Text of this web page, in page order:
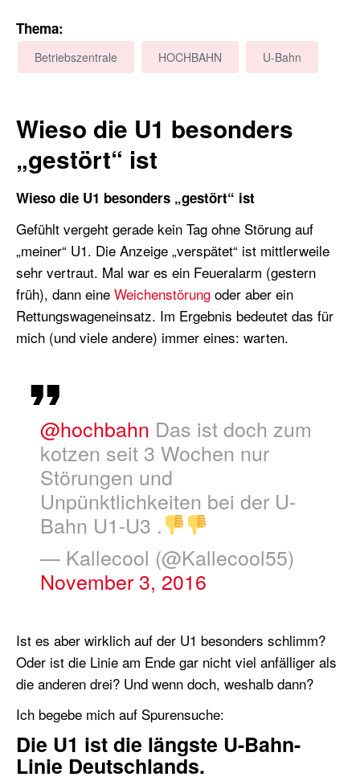
Thema:
Betriebszentrale HOCHBAHN U-Bahn
Wieso die U1 besonders
„gestört“ ist
Wieso die U1 besonders „gestört“ ist
Gefühlt vergeht gerade kein Tag ohne Störung auf
„meiner“ U1. Die Anzeige „verspätet“ ist mittlerweile
sehr vertraut. Mal war es ein Feueralarm (gestern
früh), dann eine Weichenstörung oder aber ein
Rettungswageneinsatz. Im Ergebnis bedeutet das für
mich (und viele andere) immer eines: warten.
@hochbahn Das ist doch zum
kotzen seit 3 Wochen nur
Störungen und
Unpünktlichkeiten bei der U-
Bahn U1-U3 .
— Kallecool (@Kallecool55)
November 3, 2016
Ist es aber wirklich auf der U1 besonders schlimm?
Oder ist die Linie am Ende gar nicht viel anfälliger als
die anderen drei? Und wenn doch, weshalb dann?
Ich begebe mich auf Spurensuche:
Die U1 ist die längste U-Bahn-
Linie Deutschlands.